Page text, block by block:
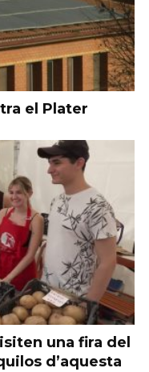
el Plater
una fira del
d’aquesta